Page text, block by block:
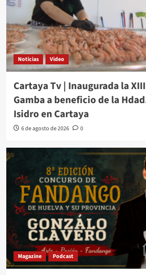
Noticias Video
Cartaya Tv | Inaugurada la
Gamba a beneficio de la
Isidro en Cartaya
6 de agosto de 2026 0
Magazine Podcast